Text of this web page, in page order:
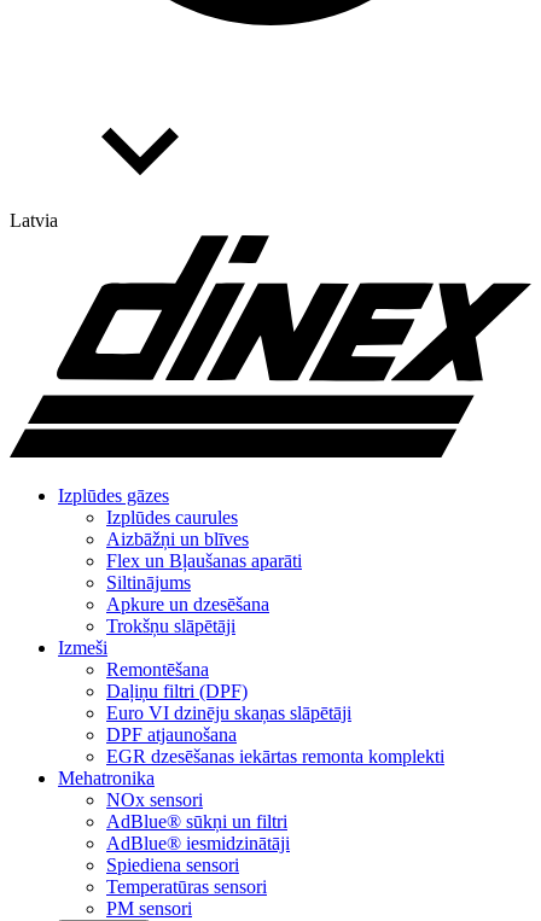
Latvia
Izplūdes gāzes
Izplūdes caurules
Aizbāžņi un blīves
Flex un Bļaušanas aparāti
Siltinājums
Apkure un dzesēšana
Trokšņu slāpētāji
Izmeši
Remontēšana
Daļiņu filtri (DPF)
Euro VI dzinēju skaņas slāpētāji
DPF atjaunošana
EGR dzesēšanas iekārtas remonta komplekti
Mehatronika
NOx sensori
AdBlue® sūkņi un filtri
AdBlue® iesmidzinātāji
Spiediena sensori
Temperatūras sensori
PM sensori